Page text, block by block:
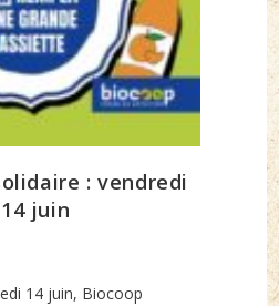
: vendredi
juin
14 juin, Biocoop